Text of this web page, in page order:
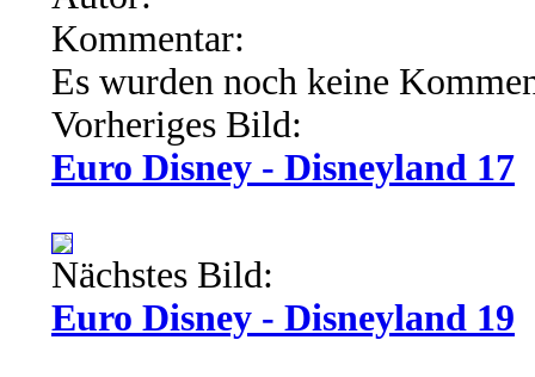
Kommentar:
Es wurden noch keine
Vorheriges Bild:
Euro Disney - Disneyland 17
Nächstes Bild:
Euro Disney - Disneyland 19